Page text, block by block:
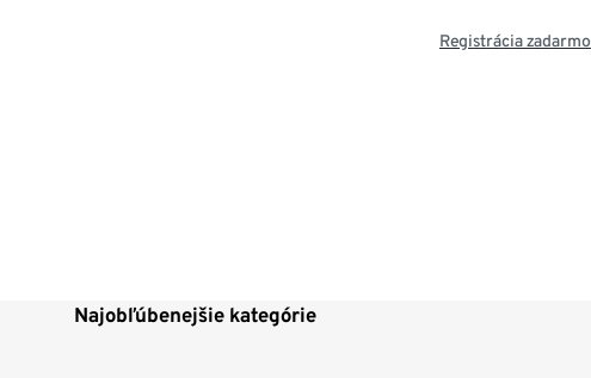
Registrácia zadarmo
Najobľúbenejšie kategórie